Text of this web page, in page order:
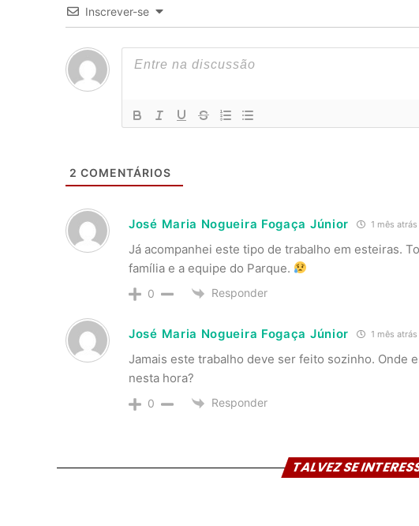
Inscrever-se
2 COMENTÁRIOS
José Maria Nogueira Fogaça Júnior 1 mês atrás
Já acompanhei este tipo de trabalho em esteiras.
família e a equipe do Parque.
0 Responder
José Maria Nogueira Fogaça Júnior 1 mês atrás
Jamais este trabalho deve ser feito sozinho. Onde
nesta hora?
0 Responder
TALVEZ SE